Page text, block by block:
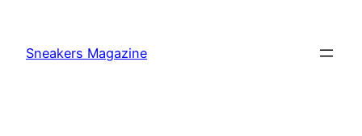
content
Sneakers Magazine